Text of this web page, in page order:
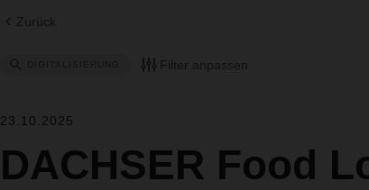
Zurück
Filter anpassen
23.10.2025
DACHSER Food